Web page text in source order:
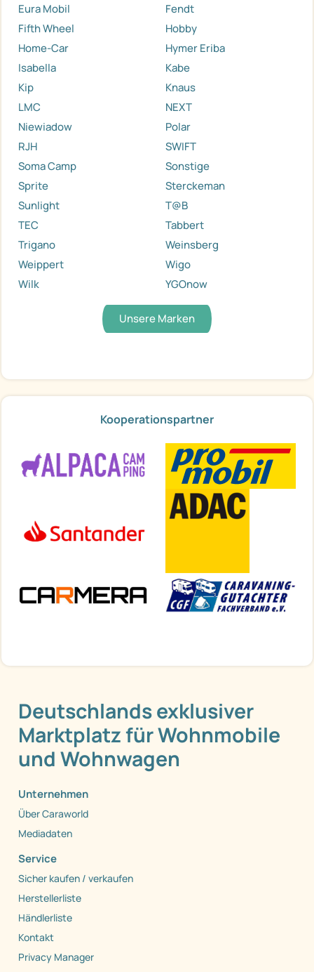
Eura Mobil
Fendt
Fifth Wheel
Hobby
Home-Car
Hymer Eriba
Isabella
Kabe
Kip
Knaus
LMC
NEXT
Niewiadow
Polar
RJH
SWIFT
Soma Camp
Sonstige
Sprite
Sterckeman
Sunlight
T@B
TEC
Tabbert
Trigano
Weinsberg
Weippert
Wigo
Wilk
YGOnow
Unsere Marken
Kooperationspartner
Deutschlands exklusiver
Marktplatz für Wohnmobile
und Wohnwagen
Unternehmen
Über Caraworld
Mediadaten
Service
Sicher kaufen / verkaufen
Herstellerliste
Händlerliste
Kontakt
Privacy Manager